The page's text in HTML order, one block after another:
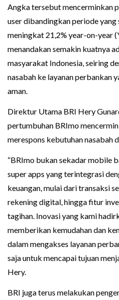
Angka tersebut mencerminkan
user dibandingkan periode yang
meningkat 21,2% year-on-year
menandakan semakin kuatnya
masyarakat Indonesia, seiring
nasabah ke layanan perbankan
aman.
Direktur Utama BRI Hery
pertumbuhan BRImo
merespons kebutuhan nasabah
“BRImo bukan sekadar mobile
super apps yang terintegrasi
keuangan, mulai dari transaksi
rekening digital, hingga fitur
tagihan. Inovasi yang kami
memberikan kemudahan dan
dalam mengakses layanan
saja untuk mencapai tujuan
Hery.
BRI juga terus melakukan